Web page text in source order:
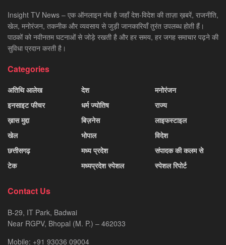
Insight TV News – एक ऑनलाइन मंच है जहाँ देश-विदेश की ताज़ा ख़बरें, राजनीति,
खेल, मनोरंजन, तकनीक और व्यवसाय से जुड़ी जानकारियाँ तुरंत उपलब्ध होती हैं।
पाठकों को नवीनतम घटनाओं से जोड़े रखती है और हर समय, हर जगह समाचार पढ़ने की
सुविधा प्रदान करती है।
Categories
अतिथि आलेख
इनसाइट फीचर
ख़ास मुद्दा
खेल
छत्तीसगढ़
टेक
देश
धर्म ज्योतिष
बिज़नेस
भोपाल
मध्य प्रदेश
मध्यप्रदेश स्पेशल
मनोरंजन
राज्य
लाइफस्टाइल
विदेश
संपादक की कलम से
स्पेशल रिपोर्ट
Contact Us
B-29, IT Park, Badwai
Near RGPV, Bhopal (M. P.) – 462033
Mobile: +91 93036 09004